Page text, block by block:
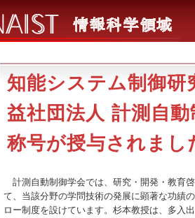
知能システム制御研
益社団法人 計測自
称号が授与されま
計測自動制御学会では、研究・開発・教育
て、当該分野の学問技術の発展に顕著な功績
ロー制度を設けています。杉本教授は、多入